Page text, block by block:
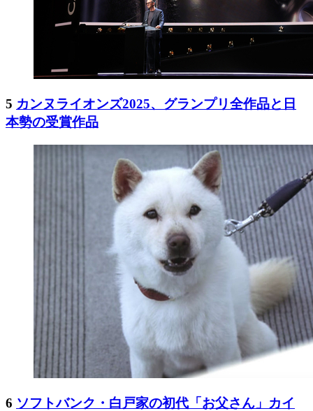
5 カンヌライオンズ2025、グランプリ全作品と日
本勢の受賞作品
6 ソフトバンク・白戸家の初代「お父さん」カイ